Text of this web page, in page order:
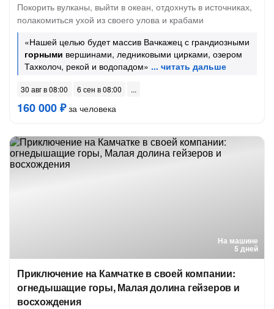
Покорить вулканы, выйти в океан, отдохнуть в источниках,
полакомиться ухой из своего улова и крабами
«Нашей целью будет массив Вачкажец с грандиозными
горными вершинами, ледниковыми цирками, озером
Тахколоч, рекой и водопадом»
30 авг в 08:00 6 сен в 08:00
160 000 ₽за человека
На машине
5 дней
Приключение на Камчатке в своей компании:
огнедышащие горы, Малая долина гейзеров и
восхождения